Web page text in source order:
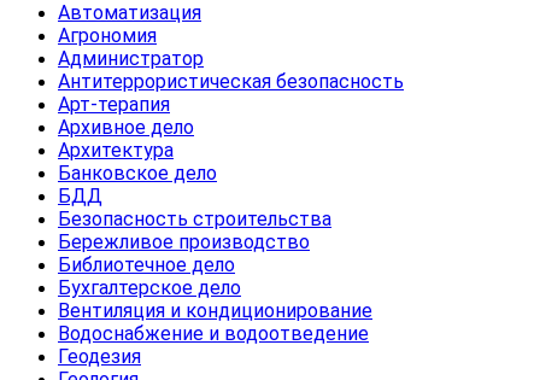
Автоматизация
Агрономия
Администратор
Антитеррористическая безопасность
Арт-терапия
Архивное дело
Архитектура
Банковское дело
БДД
Безопасность строительства
Бережливое производство
Библиотечное дело
Бухгалтерское дело
Вентиляция и кондиционирование
Водоснабжение и водоотведение
Геодезия